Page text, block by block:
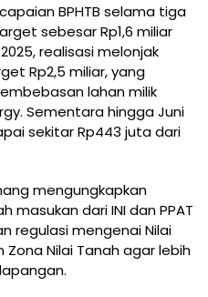
BPHTB selama tiga
sebesar Rp1,6 miliar
realisasi melonjak
Rp2,5 miliar, yang
lahan milik
Sementara hingga Juni
sekitar Rp443 juta dari
mengungkapkan
masukan dari INI dan PPAT
regulasi mengenai Nilai
Zona Nilai Tanah agar lebih